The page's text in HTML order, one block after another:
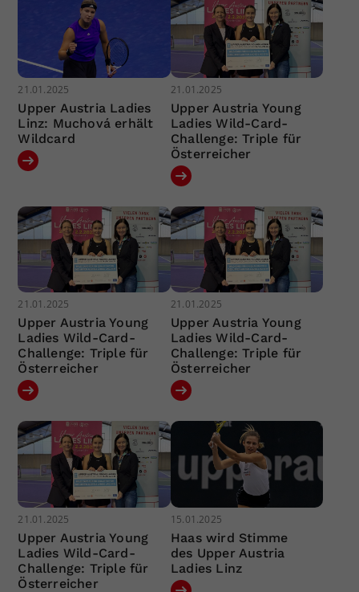
21.01.2025
Upper Austria Ladies
Linz: Muchová erhält
Wildcard
21.01.2025
Upper Austria Young
Ladies Wild-Card-
Challenge: Triple für
Österreicher
21.01.2025
Upper Austria Young
Ladies Wild-Card-
Challenge: Triple für
Österreicher
21.01.2025
Upper Austria Young
Ladies Wild-Card-
Challenge: Triple für
Österreicher
21.01.2025
Upper Austria Young
Ladies Wild-Card-
Challenge: Triple für
Österreicher
15.01.2025
Haas wird Stimme
des Upper Austria
Ladies Linz